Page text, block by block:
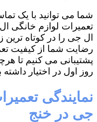
شما می توانید با یک
تعمیرات لوازم خانگی
ال جی را در کوتاه
رضایت شما از کیفیت
پشتیبانی می کنیم تا
روز اول در اختیار داشته
نمایندگی
جی در خنج